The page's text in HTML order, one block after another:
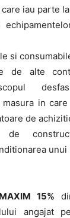
iau parte
si
de alte
in
de
MAXIM 15%
angajat